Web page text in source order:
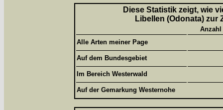
Diese Statistik zeigt, wie
Libellen (Odonata) zur
Alle Arten meiner Page
Auf dem Bundesgebiet
Im Bereich Westerwald
Auf der Gemarkung Westernohe